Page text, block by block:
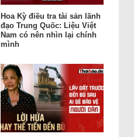
Hoa Kỳ điều tra tài sản lãnh
đạo Trung Quốc: Liệu Việt
Nam có nên nhìn lại chính
mình